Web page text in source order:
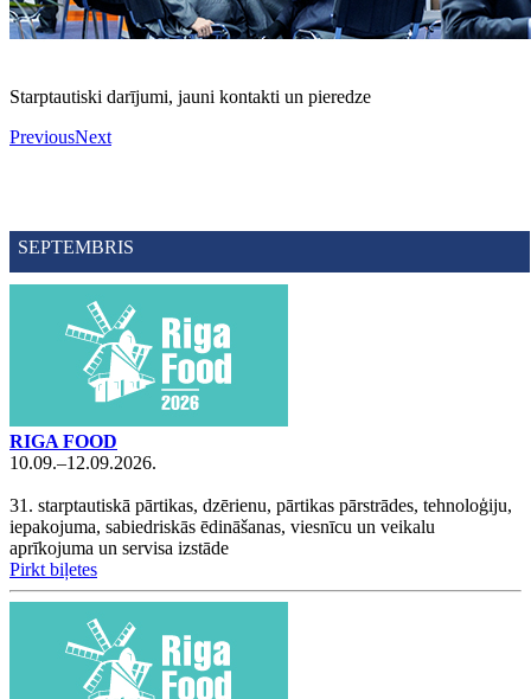
Starptautiski darījumi, jauni kontakti un pieredze
PreviousNext
SEPTEMBRIS
RIGA FOOD
10.09.–12.09.2026.
31. starptautiskā pārtikas, dzērienu, pārtikas pārstrādes, tehnoloģiju,
iepakojuma, sabiedriskās ēdināšanas, viesnīcu un veikalu
aprīkojuma un servisa izstāde
Pirkt biļetes